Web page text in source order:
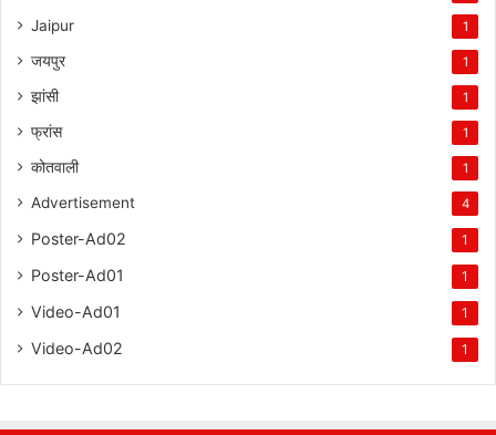
Jaipur 1
जयपुर 1
झांसी 1
फ्रांस 1
कोतवाली 1
Advertisement 4
Poster-Ad02 1
Poster-Ad01 1
Video-Ad01 1
Video-Ad02 1